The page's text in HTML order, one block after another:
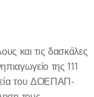
και τις δασκάλες
της 111
του ΔΟΕΠΑΠ-